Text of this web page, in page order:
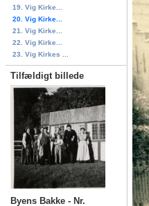
19. Vig Kirke...
20. Vig Kirke...
21. Vig Kirke...
22. Vig Kirke...
23. Vig Kirkes ...
Tilfældigt billede
Byens Bakke - Nr.